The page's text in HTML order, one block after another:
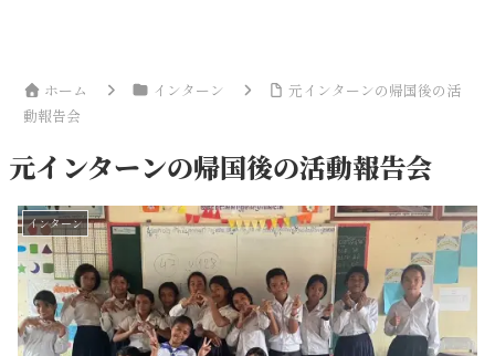
ホーム インターン
元インターンの帰国後の活
動報告会
元インターンの帰国後の活動報告会
インターン